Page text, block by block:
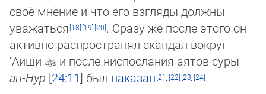
своё мнение и что его взгляды должны
уважаться
. Сра­зу же после этого он
активно распространял скандал вокруг
‘Аиши
и после ниспослания аятов суры
ан-Нӯр [24:11] был на­ка­зан
.